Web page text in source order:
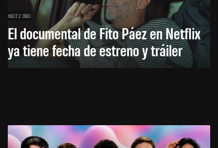
HACE 2 DÍAS
El documental de Fito Páez en Netflix
ya tiene fecha de estreno y tráiler